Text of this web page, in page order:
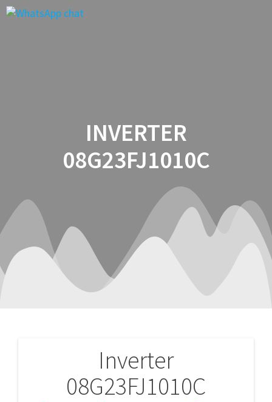
INVERTER
08G23FJ1010C
Inverter
08G23FJ1010C
Navegación